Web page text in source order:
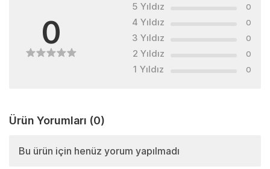
0
5 Yıldız 0
4 Yıldız 0
3 Yıldız 0
2 Yıldız 0
1 Yıldız 0
Ürün Yorumları (0)
Bu ürün için henüz yorum yapılmadı